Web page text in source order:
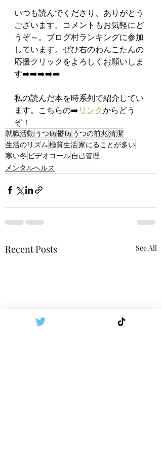
いつも読んでくださり、ありがとう
ございます。コメントもお気軽にど
うぞ～。ブログ村ランキングに参加
しています。ぜひ右のわんこたんの
応援クリックをよろしくお願いしま
す➡️➡️➡️➡️➡️
私の読んだ本を時系列で紹介してい
ます。こちらの➡️リンクからどう
ぞ！
就職活動 うつ病鬱病 うつの前兆清潔
生活のリズム極貧生活家にることが多い
寒い冬 ビデオコール 自己管理
メンタルヘルス
Recent Posts See All